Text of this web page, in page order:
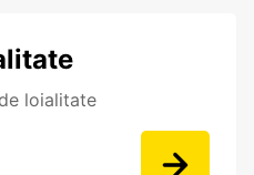
loialitate